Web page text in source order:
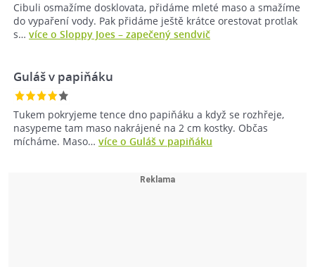
Cibuli osmažíme dosklovata, přidáme mleté maso a smažíme
do vypaření vody. Pak přidáme ještě krátce orestovat protlak
s… více o Sloppy Joes – zapečený sendvič
Guláš v papiňáku
Tukem pokryjeme tence dno papiňáku a když se rozhřeje,
nasypeme tam maso nakrájené na 2 cm kostky. Občas
mícháme. Maso… více o Guláš v papiňáku